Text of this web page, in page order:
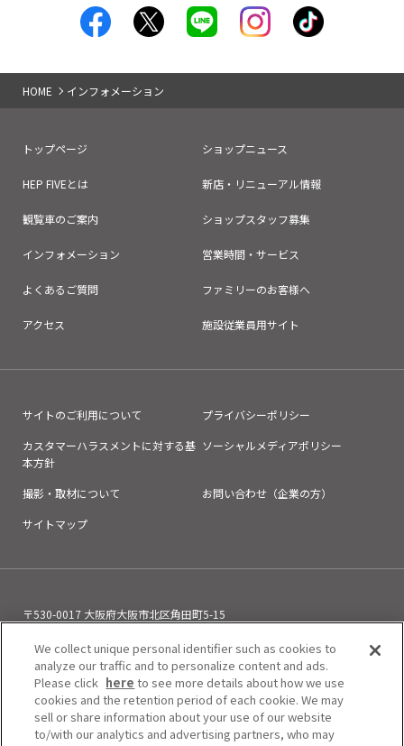
HOME インフォメーション
トップページ ショップニュース
HEP FIVEとは 新店・リニューアル情報
観覧車のご案内 ショップスタッフ募集
インフォメーション 営業時間・サービス
よくあるご質問 ファミリーのお客様へ
アクセス 施設従業員用サイト
サイトのご利用について
プライバシーポリシー
カスタマーハラスメントに対する基
本方針
ソーシャルメディアポリシー
撮影・取材について
お問い合わせ（企業の方）
サイトマップ
〒530-0017 大阪府大阪市北区角田町5-15
06-6313-0501（11:00～21:00）
We collect unique personal identifier such as cookies to
analyze our traffic and to personalize content and ads.
Please click here to see more details about how we use
cookies and the retention period of each cookie. We may
sell or share information about your use of our website
to/with our analytics and advertising partners, who may